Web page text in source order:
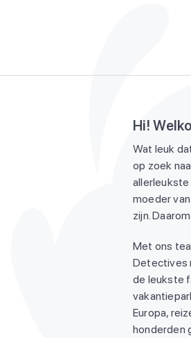
Hi!
Wat leuk
op zoek
allerleukste
moeder
zijn.
Met ons
Detectives
de leukste
Europa,
honderden